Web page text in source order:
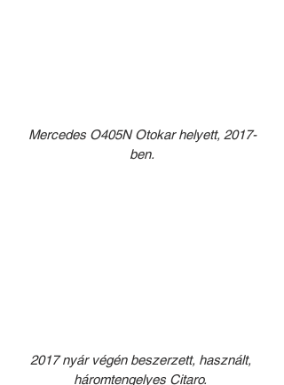
Mercedes O405N Otokar helyett, 2017-
ben.
2017 nyár végén beszerzett, használt,
háromtengelyes Citaro.